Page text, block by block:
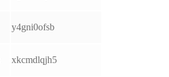
y4gni0ofsb
xkcmdlqjh5